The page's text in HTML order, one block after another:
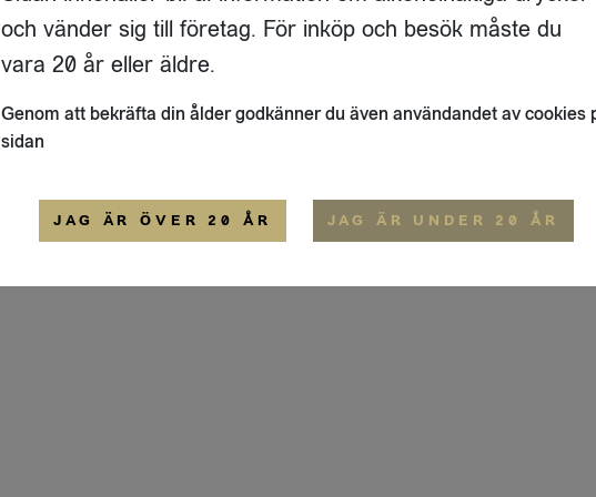
ALLMÄNNA VILLKOR
och vänder sig till företag. För inköp och besök måste du
vara 20 år eller äldre.
Genom att bekräfta din ålder godkänner du även användandet av cookies
sidan
JAG ÄR ÖVER 20 ÅR JAG ÄR UNDER 20 ÅR